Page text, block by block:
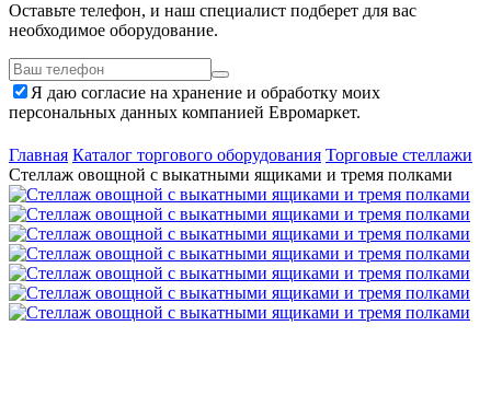
Оставьте телефон, и наш специалист подберет для вас
необходимое оборудование.
Я даю согласие на хранение и обработку моих
персональных данных компанией Евромаркет.
Главная Каталог торгового оборудования Торговые стеллажи
Стеллаж овощной с выкатными ящиками и тремя полками